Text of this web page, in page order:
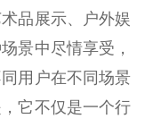
品展示、户外娱
景中尽情享受，
用户在不同场景
它不仅是一个行